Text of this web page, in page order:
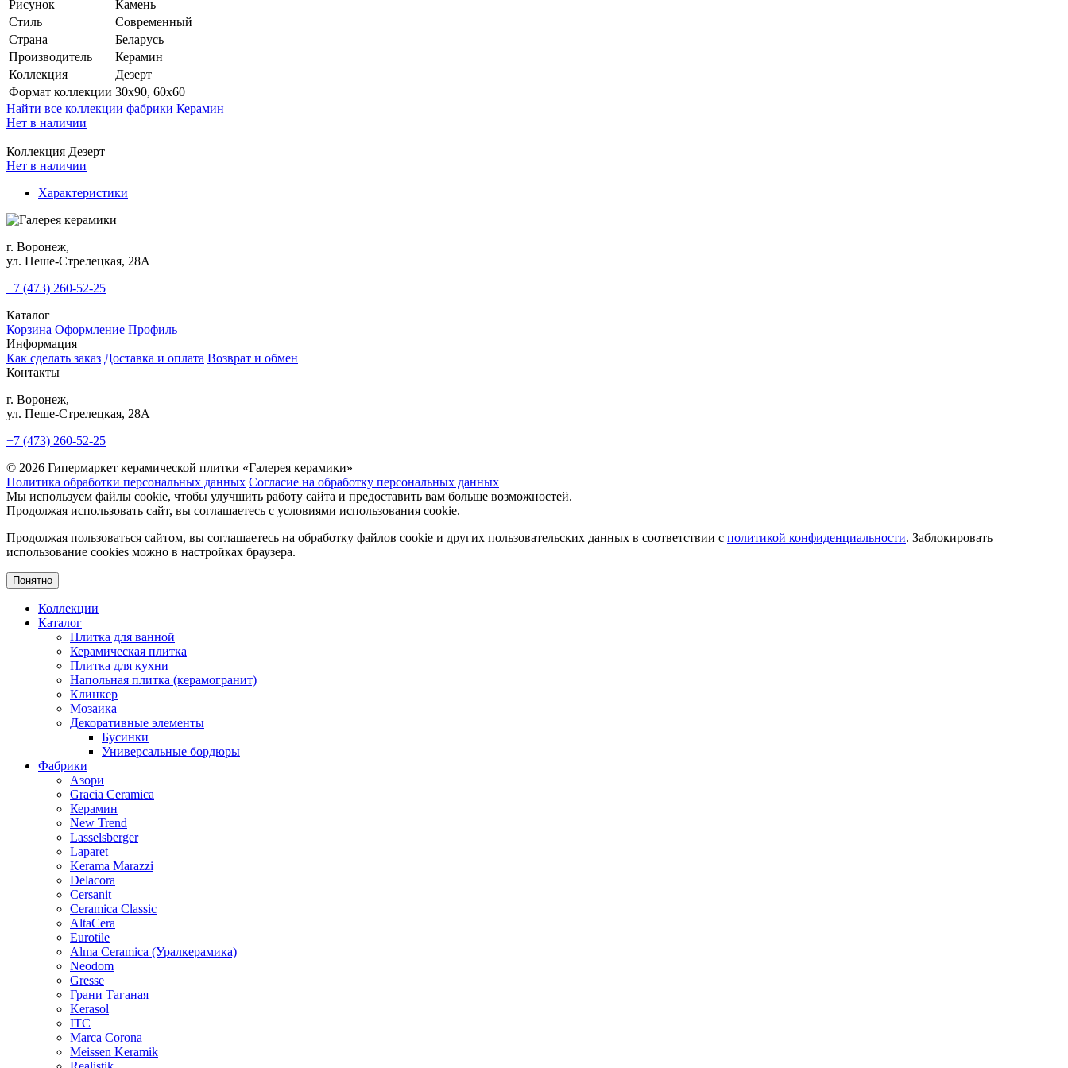
Рисунок
Камень
Стиль
Современный
Страна
Беларусь
Производитель
Керамин
Коллекция
Дезерт
Формат коллекции 30x90, 60x60
Найти все коллекции фабрики Керамин
Нет в наличии
Коллекция Дезерт
Нет в наличии
Характеристики
г. Воронеж,
ул. Пеше-Cтрелецкая, 28А
+7 (473) 260-52-25
Каталог
Корзина Оформление Профиль
Информация
Как сделать заказ Доставка и оплата Возврат и обмен
Контакты
г. Воронеж,
ул. Пеше-Cтрелецкая, 28А
+7 (473) 260-52-25
© 2026 Гипермаркет керамической плитки «Галерея керамики»
Политика обработки персональных данных Согласие на обработку персональных данных
Мы используем файлы cookie, чтобы улучшить работу сайта и предоставить вам больше возможностей.
Продолжая использовать сайт, вы соглашаетесь с условиями использования cookie.
Продолжая пользоваться сайтом, вы соглашаетесь на обработку файлов cookie и других пользовательских данных в соответствии с политикой конфиденциальности. Заблокировать
использование cookies можно в настройках браузера.
Понятно
Коллекции
Каталог
Плитка для ванной
Керамическая плитка
Плитка для кухни
Напольная плитка (керамогранит)
Клинкер
Мозаика
Декоративные элементы
Бусинки
Универсальные бордюры
Фабрики
Азори
Gracia Ceramica
Керамин
New Trend
Lasselsberger
Laparet
Kerama Marazzi
Delacora
Cersanit
Ceramica Classic
AltaCera
Eurotile
Alma Ceramica (Уралкерамика)
Neodom
Gresse
Грани Таганая
Kerasol
ITC
Marca Corona
Meissen Keramik